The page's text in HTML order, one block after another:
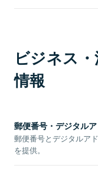
ビジネス
情報
郵便番号・デジタル
郵便番号とデジタルア
を提供。